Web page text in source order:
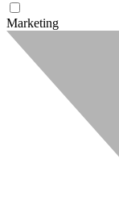
Marketing